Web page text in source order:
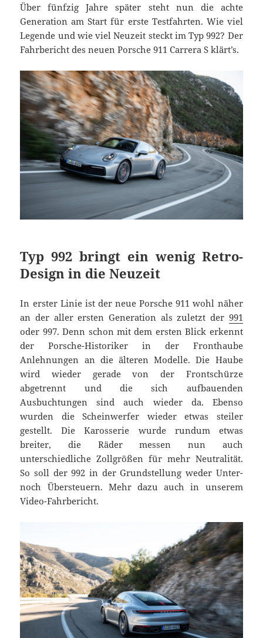
Über fünfzig Jahre später steht nun die achte
Generation am Start für erste Testfahrten. Wie viel
Legende und wie viel Neuzeit steckt im Typ 992? Der
Fahrbericht des neuen Porsche 911 Carrera S klärt’s.
Typ 992 bringt ein wenig Retro-
Design in die Neuzeit
In erster Linie ist der neue Porsche 911 wohl näher
an der aller ersten Generation als zuletzt der 991
oder 997. Denn schon mit dem ersten Blick erkennt
der Porsche-Historiker in der Fronthaube
Anlehnungen an die älteren Modelle. Die Haube
wird wieder gerade von der Frontschürze
abgetrennt und die sich aufbauenden
Ausbuchtungen sind auch wieder da. Ebenso
wurden die Scheinwerfer wieder etwas steiler
gestellt. Die Karosserie wurde rundum etwas
breiter, die Räder messen nun auch
unterschiedliche Zollgrößen für mehr Neutralität.
So soll der 992 in der Grundstellung weder Unter-
noch Übersteuern. Mehr dazu auch in unserem
Video-Fahrbericht.